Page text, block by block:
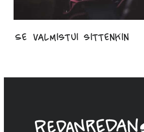
Se valmistui sittenkin
Linda